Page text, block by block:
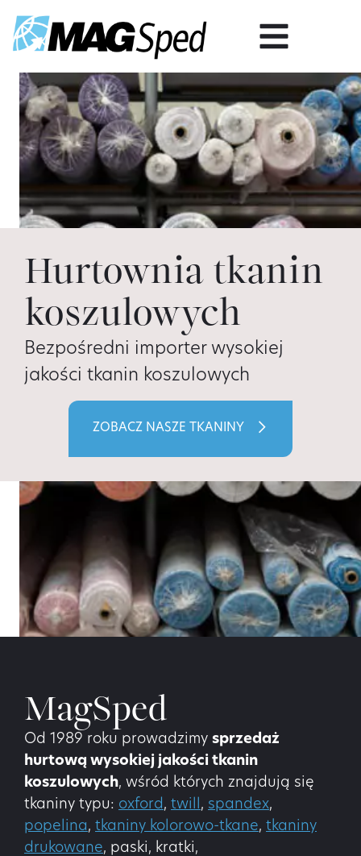
Hurtownia tkanin
koszulowych
Bezpośredni importer wysokiej
jakości tkanin koszulowych
ZOBACZ NASZE TKANINY
MagSped
Od 1989 roku prowadzimy sprzedaż
hurtową wysokiej jakości tkanin
koszulowych, wśród których znajdują się
tkaniny typu: oxford, twill, spandex,
popelina, tkaniny kolorowo-tkane, tkaniny
drukowane, paski, kratki,